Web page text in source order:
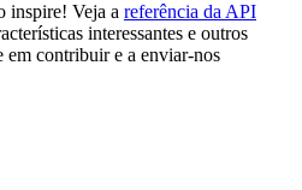
inspire! Veja a referência da API
interessantes e outros
em contribuir e a enviar-nos